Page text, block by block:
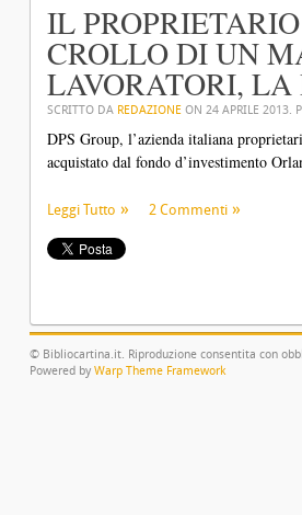
IL
CROLLO DI UN
LAVORATORI,
SCRITTO DA REDAZIONE ON 24 APRILE 2013.
DPS Group, l’azienda italiana
acquistato dal fondo d’investimento
Leggi Tutto 2 Commenti
© Bibliocartina.it. Riproduzione consentita con
Powered by Warp Theme Framework